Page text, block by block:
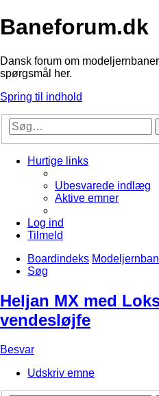
Baneforum.dk
Dansk forum om
spørgsmål her.
Spring til indhold
Hurtige links
Ubesvarede indlæg
Aktive emner
Log ind
Tilmeld
Boardindeks
Søg
Heljan MX med
vendesløjfe
Besvar
Udskriv emne